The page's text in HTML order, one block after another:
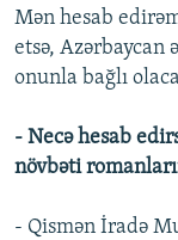
Mən hesab
etsə, Azərbaycan
onunla bağlı
- Necə hesab
növbəti
- Qismən İradə